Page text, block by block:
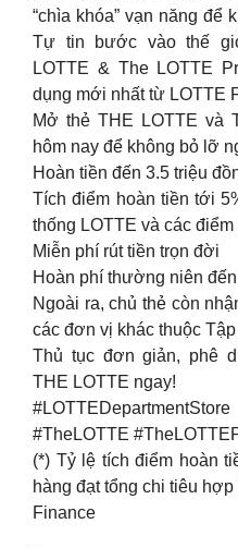
“chìa khóa” vạn năng
Tự tin bước vào thế
LOTTE & The LOTTE
dụng mới nhất từ LOTTE
Mở thẻ THE LOTTE và
hôm nay để không bỏ lỡ
Hoàn tiền đến 3.5 triệu
Tích điểm hoàn tiền tới
thống LOTTE và các
Miễn phí rút tiền trọn đời
Hoàn phí thường niên
Ngoài ra, chủ thẻ còn
các đơn vị khác thuộc
Thủ tục đơn giản, phê
THE LOTTE ngay!
#TheLOTTE
(*) Tỷ lệ tích điểm hoàn
hàng đạt tổng chi tiêu
Finance